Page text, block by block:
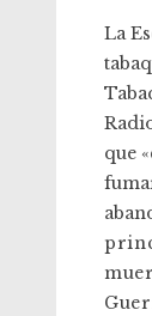
La
que